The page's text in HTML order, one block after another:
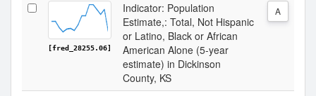
[fred_28255.06]
Indicator: Population
Estimate,: Total, Not Hispanic
or Latino, Black or African
American Alone (5-year
estimate) in Dickinson
County, KS
A